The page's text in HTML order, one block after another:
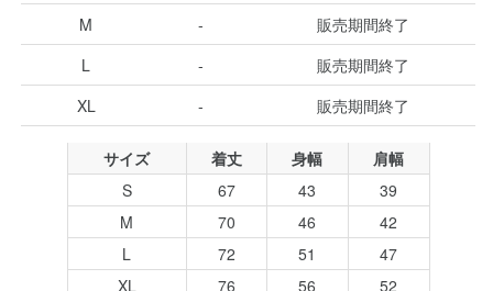
M
-
販売期間終了
L
-
販売期間終了
XL
- 販売期間終了
サイズ 着丈 身幅
肩幅
S
67 43
39
M
70 46
42
L
72 51
47
XL
76 56 52